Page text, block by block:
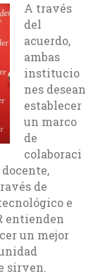
A través
del
acuerdo,
ambas
institucio
nes desean
establecer
un marco
de
colaboraci
de
e
entienden
un mejor
sirven.